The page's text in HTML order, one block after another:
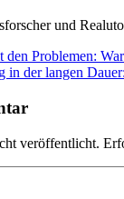
und
den Problemen:
der langen
veröffentlicht.